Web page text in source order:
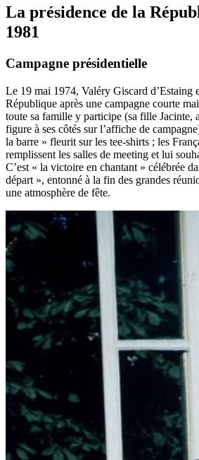
La présidence de la
1981
Campagne présidentielle
Le 19 mai 1974, Valéry Giscard d’Estaing
République après une campagne courte
toute sa famille y participe (sa fille Jacinte,
figure à ses côtés sur l’affiche de
la barre » fleurit sur les tee-shirts ; les
remplissent les salles de meeting et lui
C’est « la victoire en chantant » célébrée
départ », entonné à la fin des grandes
une atmosphère de fête.